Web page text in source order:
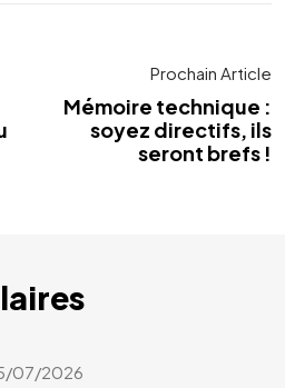
Prochain Article
Mémoire technique :
soyez directifs, ils
seront brefs !
07/2026